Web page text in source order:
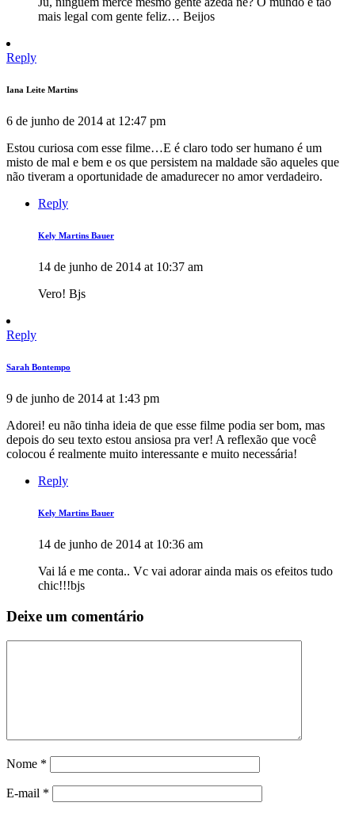
mais legal com gente feliz… Beijos
Reply
Iana Leite Martins
6 de junho de 2014 at 12:47 pm
Estou curiosa com esse filme…E é claro todo ser humano é um
misto de mal e bem e os que persistem na maldade são aqueles que
não tiveram a oportunidade de amadurecer no amor verdadeiro.
Reply
Kely Martins Bauer
14 de junho de 2014 at 10:37 am
Vero! Bjs
Reply
Sarah Bontempo
9 de junho de 2014 at 1:43 pm
Adorei! eu não tinha ideia de que esse filme podia ser bom, mas
depois do seu texto estou ansiosa pra ver! A reflexão que você
colocou é realmente muito interessante e muito necessária!
Reply
Kely Martins Bauer
14 de junho de 2014 at 10:36 am
Vai lá e me conta.. Vc vai adorar ainda mais os efeitos tudo
chic!!!bjs
Deixe um comentário
Nome *
E-mail *